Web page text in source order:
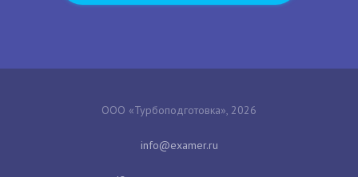
ООО «Турбоподготовка», 2026